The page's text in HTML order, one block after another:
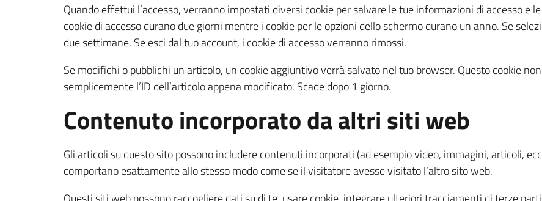
Quando effettui l’accesso, verranno impostati diversi cookie per salvare le tue informazioni di accesso e
cookie di accesso durano due giorni mentre i cookie per le opzioni dello schermo durano un anno. Se
due settimane. Se esci dal tuo account, i cookie di accesso verranno rimossi.
Se modifichi o pubblichi un articolo, un cookie aggiuntivo verrà salvato nel tuo browser. Questo cookie
semplicemente l’ID dell’articolo appena modificato. Scade dopo 1 giorno.
Contenuto incorporato da altri siti web
Gli articoli su questo sito possono includere contenuti incorporati (ad esempio video, immagini, articoli,
comportano esattamente allo stesso modo come se il visitatore avesse visitato l’altro sito web.